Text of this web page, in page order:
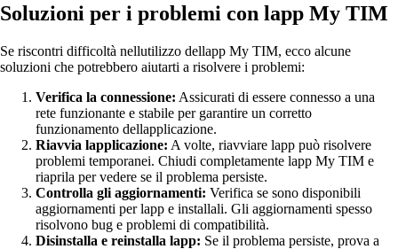
Soluzioni per i problemi con lapp My TIM
Se riscontri difficoltà nellutilizzo dellapp My TIM, ecco alcune
soluzioni che potrebbero aiutarti a risolvere i problemi:
Verifica la connessione: Assicurati di essere connesso a una
rete funzionante e stabile per garantire un corretto
funzionamento dellapplicazione.
Riavvia lapplicazione: A volte, riavviare lapp può risolvere
problemi temporanei. Chiudi completamente lapp My TIM e
riaprila per vedere se il problema persiste.
Controlla gli aggiornamenti: Verifica se sono disponibili
aggiornamenti per lapp e installali. Gli aggiornamenti spesso
risolvono bug e problemi di compatibilità.
Disinstalla e reinstalla lapp: Se il problema persiste, prova a